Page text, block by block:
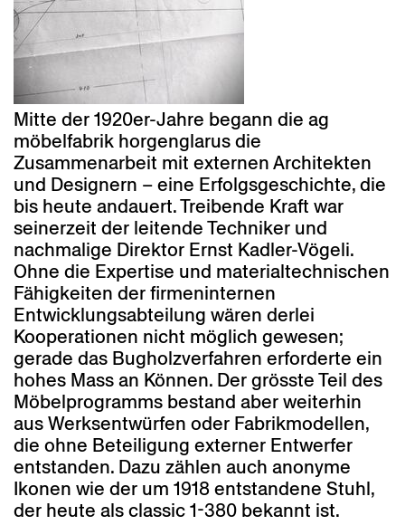
Mitte der 1920er-Jahre begann die ag
möbelfabrik horgenglarus die
Zusammenarbeit mit externen Architekten
und Designern – eine Erfolgsgeschichte, die
bis heute andauert. Treibende Kraft war
seinerzeit der leitende Techniker und
nachmalige Direktor Ernst Kadler-Vögeli.
Ohne die Expertise und materialtechnischen
Fähigkeiten der firmeninternen
Entwicklungsabteilung wären derlei
Kooperationen nicht möglich gewesen;
gerade das Bugholzverfahren erforderte ein
hohes Mass an Können. Der grösste Teil des
Möbelprogramms bestand aber weiterhin
aus Werksentwürfen oder Fabrikmodellen,
die ohne Beteiligung externer Entwerfer
entstanden. Dazu zählen auch anonyme
Ikonen wie der um 1918 entstandene Stuhl,
der heute als classic 1-380 bekannt ist.